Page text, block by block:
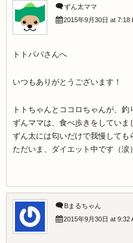
ずん太ママ
2015年9月30日 at 7:18
トトパパさんへ
いつもありがとうございます！
トトちゃんとココロちゃんが、釣
ずんママは、食べ歩きをしていま
ずん太には匂いだけで我慢しても
ただいま、ダイエット中です（涙）
Bまるちゃん
2015年9月30日 at 9:32